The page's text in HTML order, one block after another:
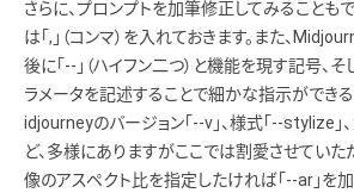
さらに、プロンプトを加筆修正してみることも
は「,」（コンマ）を入れておきます。また、
後に「--」（ハイフン二つ）と機能を現す記号、
ラメータを記述することで細かな指示ができる
idjourneyのバージョン「--v」、様式「--stylize」
ど、多様にありますがここでは割愛させていた
像のアスペクト比を指定したければ「--ar」を